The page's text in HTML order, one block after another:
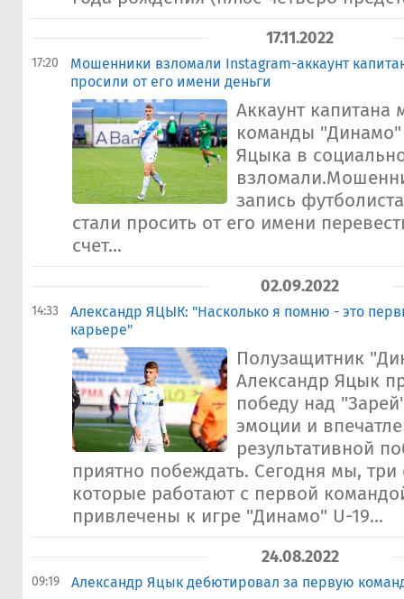
17.11.2022
17:20
Мошенники взломали Instagram-аккаунт
просили от его имени деньги
Аккаунт
команды "Динамо"
Яцыка в
запись
стали просить от его имени
счет...
02.09.2022
14:33
Александр ЯЦЫК: "Насколько я помню - это
карьере"
Полузащитник
Александр Яцык
победу над
эмоции и
результативной
приятно побеждать. Сегодня мы, три
которые работают с первой
привлечены к игре "Динамо" U-19...
24.08.2022
09:19 Александр Яцык дебютировал за первую